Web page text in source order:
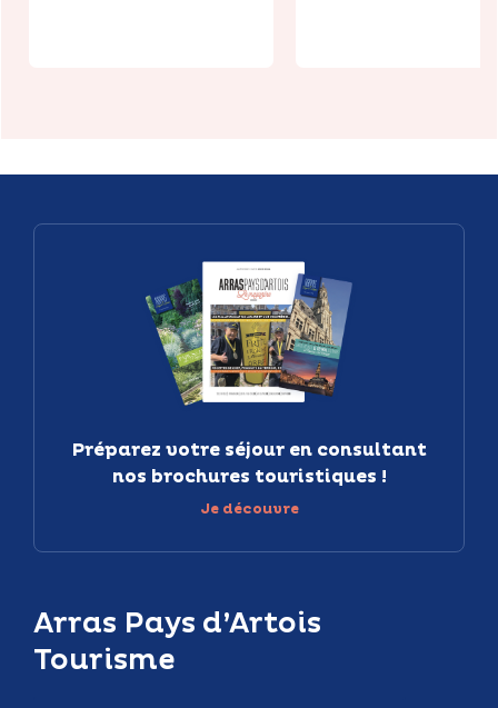
Arras Pays d’Artois
Tourisme
Préparez votre séjour en consultant
nos brochures touristiques !
Je découvre